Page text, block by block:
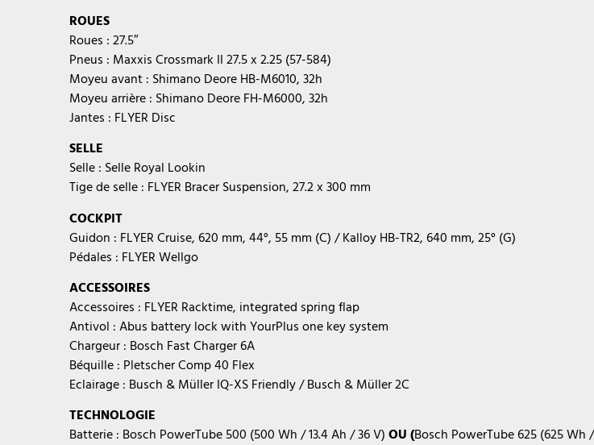
ROUES
Roues : 27.5″
Pneus : Maxxis Crossmark II 27.5 x 2.25 (57-584)
Moyeu avant : Shimano Deore HB-M6010, 32h
Moyeu arrière : Shimano Deore FH-M6000, 32h
Jantes : FLYER Disc
SELLE
Selle : Selle Royal Lookin
Tige de selle : FLYER Bracer Suspension, 27.2 x 300 mm
COCKPIT
Guidon : FLYER Cruise, 620 mm, 44°, 55 mm (C) / Kalloy HB-TR2, 640 mm, 25° (G)
Pédales : FLYER Wellgo
ACCESSOIRES
Accessoires : FLYER Racktime, integrated spring flap
Antivol : Abus battery lock with YourPlus one key system
Chargeur : Bosch Fast Charger 6A
Béquille : Pletscher Comp 40 Flex
Eclairage : Busch & Müller IQ-XS Friendly / Busch & Müller 2C
TECHNOLOGIE
Batterie : Bosch PowerTube 500 (500 Wh / 13.4 Ah / 36 V)OU (Bosch PowerTube 625 (625 Wh